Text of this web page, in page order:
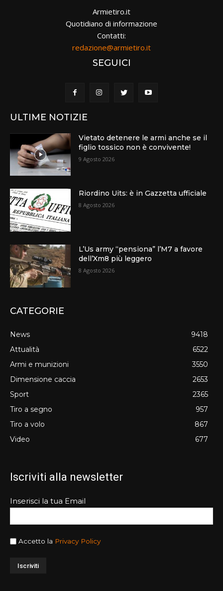
Armietiro.it
Quotidiano di informazione
Contatti:
redazione@armietiro.it
SEGUICI
ULTIME NOTIZIE
Vietato detenere le armi anche se il
figlio tossico non è convivente!
9 Agosto 2026
Riordino Uits: è in Gazzetta ufficiale
8 Agosto 2026
L’Us army “pensiona” l’M7 a favore
dell’Xm8 più leggero
8 Agosto 2026
CATEGORIE
News
9418
Attualità
6522
Armi e munizioni
3550
Dimensione caccia
2653
Sport
2365
Tiro a segno
957
Tiro a volo
867
Video
677
Iscriviti alla newsletter
Inserisci la tua Email
Accetto la Privacy Policy